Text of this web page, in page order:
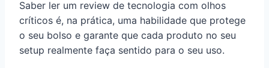
Saber ler um review de tecnologia com olhos
críticos é, na prática, uma habilidade que protege
o seu bolso e garante que cada produto no seu
setup realmente faça sentido para o seu uso.